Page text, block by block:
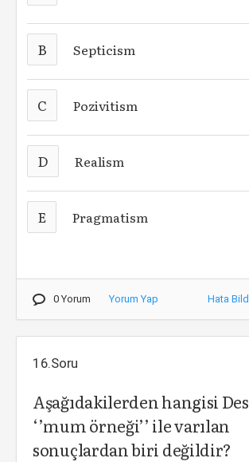
B Septicism
C Pozivitism
D Realism
E Pragmatism
0 Yorum Yorum Yap Hata
16.Soru
Aşağıdakilerden hangisi
‘’mum örneği’’ ile varılan
sonuçlardan biri değildir?